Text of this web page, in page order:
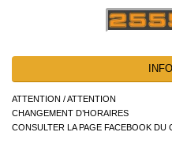
ATTENTION / ATTENTION
CHANGEMENT D’HORAIRES
CONSULTER LA PAGE FACEBOOK DU